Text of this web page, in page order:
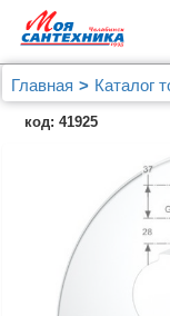
Главная Каталог
Смесители Ideal
Термостат
Box A4659AA для
код: 41925